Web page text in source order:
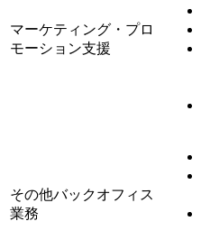
マーケティング・プロ
モーション支援
その他バックオフィス
業務